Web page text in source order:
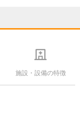
施設・設備の特徴